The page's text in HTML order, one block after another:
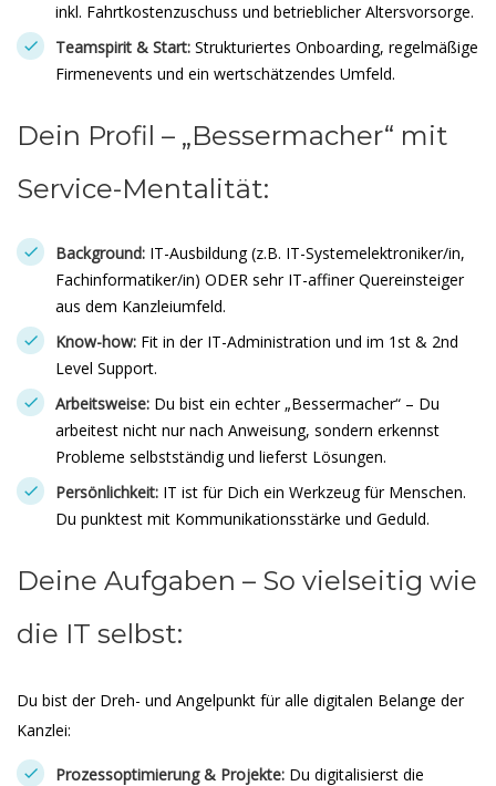
inkl. Fahrtkostenzuschuss und betrieblicher Altersvorsorge.
Teamspirit & Start: Strukturiertes Onboarding, regelmäßige
Firmenevents und ein wertschätzendes Umfeld.
Dein Profil – „Bessermacher“ mit
Service-Mentalität:
Background: IT-Ausbildung (z.B. IT-Systemelektroniker/in,
Fachinformatiker/in) ODER sehr IT-affiner Quereinsteiger
aus dem Kanzleiumfeld.
Know-how: Fit in der IT-Administration und im 1st & 2nd
Level Support.
Arbeitsweise: Du bist ein echter „Bessermacher“ – Du
arbeitest nicht nur nach Anweisung, sondern erkennst
Probleme selbstständig und lieferst Lösungen.
Persönlichkeit: IT ist für Dich ein Werkzeug für Menschen.
Du punktest mit Kommunikationsstärke und Geduld.
Deine Aufgaben – So vielseitig wie
die IT selbst:
Du bist der Dreh- und Angelpunkt für alle digitalen Belange der
Kanzlei:
Prozessoptimierung & Projekte: Du digitalisierst die